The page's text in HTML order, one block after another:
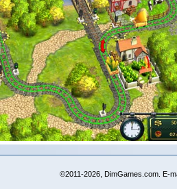
©2011-2026, DimGames.com. E-